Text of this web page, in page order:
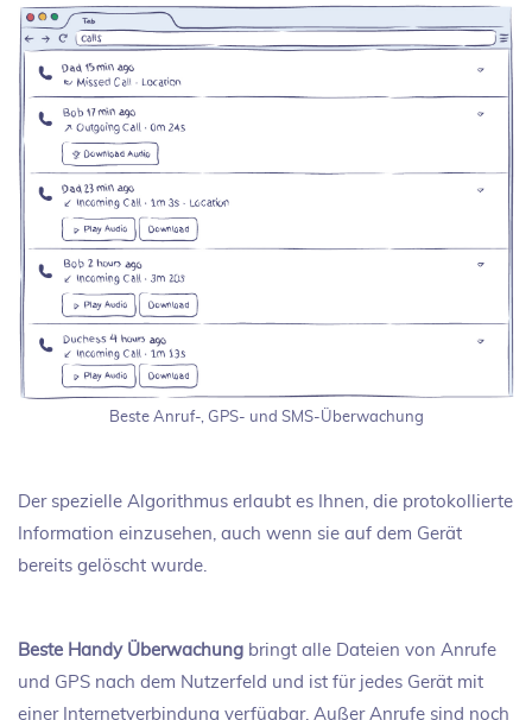
Beste Anruf-, GPS- und SMS-Überwachung
Der spezielle Algorithmus erlaubt es Ihnen, die protokollierte
Information einzusehen, auch wenn sie auf dem Gerät
bereits gelöscht wurde.
Beste Handy Überwachung bringt alle Dateien von Anrufe
und GPS nach dem Nutzerfeld und ist für jedes Gerät mit
einer Internetverbindung verfügbar. Außer Anrufe sind noch